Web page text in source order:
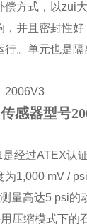
偿方式，以zui
，并且密封性
行。单元也是
2006V3
感器型号
经过ATEX认
为1,000 mV /
量高达5 psi的
压缩模式下的